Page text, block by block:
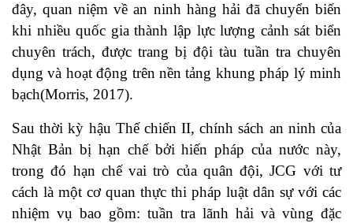
đây, quan niệm về an ninh hàng hải đã chuyển biến
khi nhiều quốc gia thành lập lực lượng cảnh sát biển
chuyên trách, được trang bị đội tàu tuần tra chuyên
dụng và hoạt động trên nền tảng khung pháp lý minh
bạch(Morris, 2017).
Sau thời kỳ hậu Thế chiến II, chính sách an ninh của
Nhật Bản bị hạn chế bởi hiến pháp của nước này,
trong đó hạn chế vai trò của quân đội, JCG với tư
cách là một cơ quan thực thi pháp luật dân sự với các
nhiệm vụ bao gồm: tuần tra lãnh hải và vùng đặc